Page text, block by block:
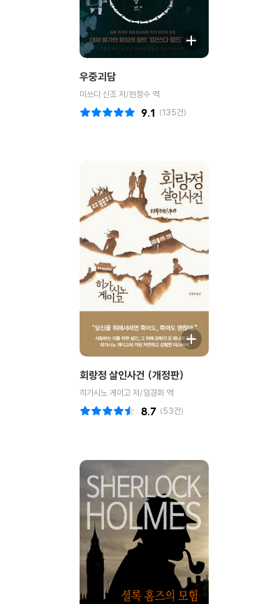
우중괴담
미쓰다 신조 저/현정수 역
(135건)
9.1
회랑정 살인사건 (개정판)
히가시노 게이고 저/임경화 역
(53건)
8.7